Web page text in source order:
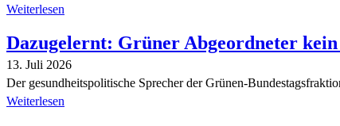
Weiterlesen
Dazugelernt: Grüner Abgeordneter
13. Juli 2026
Der gesundheitspolitische Sprecher der Grünen-
Weiterlesen